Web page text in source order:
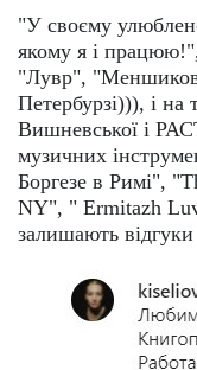
"У своєму
якому я і
"Лувр",
Петербурзі))), і
Вишневської і
музичних
Боргезе в Римі",
NY", " Ermitazh
залишають